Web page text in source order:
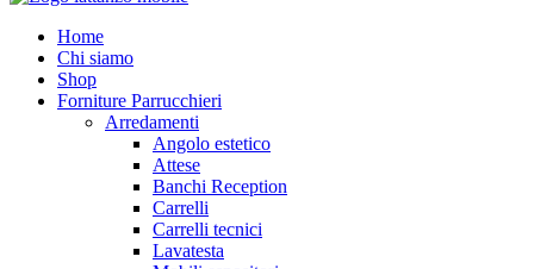
Home
Chi siamo
Shop
Forniture Parrucchieri
Arredamenti
Angolo estetico
Attese
Banchi Reception
Carrelli
Carrelli tecnici
Lavatesta